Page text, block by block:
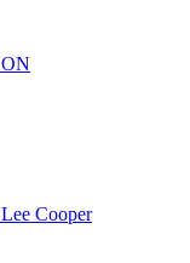
ON
Lee Cooper